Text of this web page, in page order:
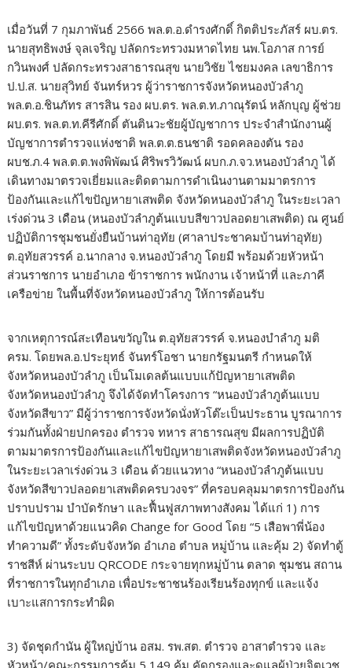
เมื่อวันที่ 7 กุมภาพันธ์ 2566 พล.ต.อ.ดำรงศักดิ์ กิตติประภัสร์ ผบ.ตร.
นายสุทธิพงษ์ จุลเจริญ ปลัดกระทรวงมหาดไทย นพ.โอภาส การย์
กวินพงศ์ ปลัดกระทรวงสาธารณสุข นายวิชัย ไชยมงคล เลขาธิการ
ป.ป.ส. นายสุวิทย์ จันทร์หวร ผู้ว่าราชการจังหวัดหนองบัวลำภู
พล.ต.อ.ชินภัทร สารสิน รอง ผบ.ตร. พล.ต.ท.ภาณุรัตน์ หลักบุญ ผู้ช่วย
ผบ.ตร. พล.ต.ท.คีรีศักดิ์ ตันตินวะชัยผู้บัญชาการ ประจำสำนักงานผู้
บัญชาการตำรวจแห่งชาติ พล.ต.ต.ธนชาติ รอดคลองตัน รอง
ผบช.ภ.4 พล.ต.ต.พงพิพัฒน์ ศิริพรวิวัฒน์ ผบก.ภ.จว.หนองบัวลำภู ได้
เดินทางมาตรวจเยี่ยมและติดตามการดําเนินงานตามมาตรการ
ป้องกันและแก้ไขปัญหายาเสพติด จังหวัดหนองบัวลําภู ในระยะเวลา
เร่งด่วน 3 เดือน (หนองบัวลําภูต้นแบบสีขาวปลอดยาเสพติด) ณ ศูนย์
ปฏิบัติการชุมชนยั่งยืนบ้านท่าอุทัย (ศาลาประชาคมบ้านท่าอุทัย)
ต.อุทัยสวรรค์ อ.นากลาง จ.หนองบัวลำภู โดยมี พร้อมด้วยหัวหน้า
ส่วนราชการ นายอำเภอ ข้าราชการ พนักงาน เจ้าหน้าที่ และภาคี
เครือข่าย ในพื้นที่จังหวัดหนองบัวลำภู ให้การต้อนรับ
จากเหตุการณ์สะเทือนขวัญใน ต.อุทัยสวรรค์ จ.หนองบำลำภู มติ
ครม. โดยพล.อ.ประยุทธ์ จันทร์โอชา นายกรัฐมนตรี กำหนดให้
จังหวัดหนองบัวลำภู เป็นโมเดลต้นแบบแก้ปัญหายาเสพติด
จังหวัดหนองบัวลำภู จึงได้จัดทำโครงการ “หนองบัวลำภูต้นแบบ
จังหวัดสีขาว” มีผู้ว่าราชการจังหวัดนั่งหัวโต๊ะเป็นประธาน บูรณาการ
ร่วมกันทั้งฝ่ายปกครอง ตำรวจ ทหาร สาธารณสุข มีผลการปฏิบัติ
ตามมาตรการป้องกันและแก้ไขปัญหายาเสพติดจังหวัดหนองบัวลำภู
ในระยะเวลาเร่งด่วน 3 เดือน ด้วยแนวทาง “หนองบัวลำภูต้นแบบ
จังหวัดสีขาวปลอดยาเสพติดครบวงจร” ที่ครอบคลุมมาตรการป้องกัน
ปราบปราม บำบัดรักษา และฟื้นฟูสภาพทางสังคม ได้แก่ 1) การ
แก้ไขปัญหาด้วยแนวคิด Change for Good โดย “5 เสือพาพี่น้อง
ทำความดี” ทั้งระดับจังหวัด อำเภอ ตำบล หมู่บ้าน และคุ้ม 2) จัดทำตู้
ราชสีห์ ผ่านระบบ QRCODE กระจายทุกหมู่บ้าน ตลาด ชุมชน สถาน
ที่ราชการในทุกอำเภอ เพื่อประชาชนร้องเรียนร้องทุกข์ และแจ้ง
เบาะแสการกระทำผิด
3) จัดชุดกำนัน ผู้ใหญ่บ้าน อสม. รพ.สต. ตำรวจ อาสาตำรวจ และ
หัวหน้า/คณะกรรมการคุ้ม 5,149 คุ้ม คัดกรองและดูแลผู้ป่วยจิตเวช